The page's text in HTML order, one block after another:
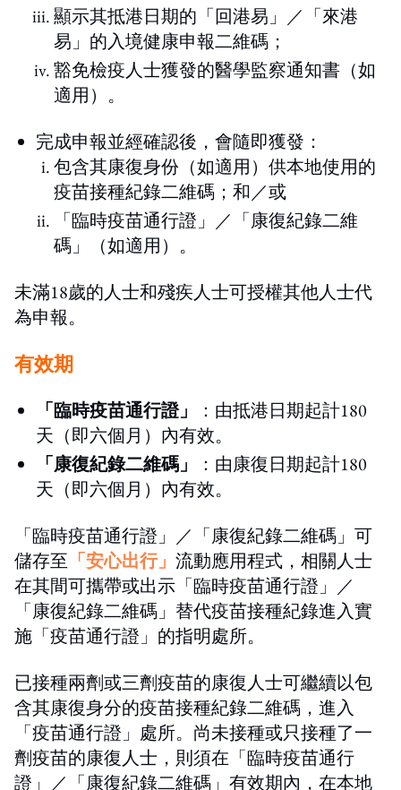
顯示其抵港日期的「回港易」／「來港
易」的入境健康申報二維碼；
豁免檢疫人士獲發的醫學監察通知書（如
適用）。
完成申報並經確認後，會隨即獲發：
包含其康復身份（如適用）供本地使用的
疫苗接種紀錄二維碼；和／或
「臨時疫苗通行證」／「康復紀錄二維
碼」（如適用）。
未滿18歲的人士和殘疾人士可授權其他人士代
為申報。
有效期
「臨時疫苗通行證」
：由抵港日期起計180
天（即六個月）內有效。
「康復紀錄二維碼」
：由康復日期起計180
天（即六個月）內有效。
「臨時疫苗通行證」／「康復紀錄二維碼」可
儲存至 「安心出行」 流動應用程式，相關人士
在其間可攜帶或出示「臨時疫苗通行證」／
「康復紀錄二維碼」替代疫苗接種紀錄進入實
施「疫苗通行證」的指明處所。
已接種兩劑或三劑疫苗的康復人士可繼續以包
含其康復身分的疫苗接種紀錄二維碼，進入
「疫苗通行證」處所。尚未接種或只接種了一
劑疫苗的康復人士，則須在「臨時疫苗通行
證」／「康復紀錄二維碼」有效期內，在本地